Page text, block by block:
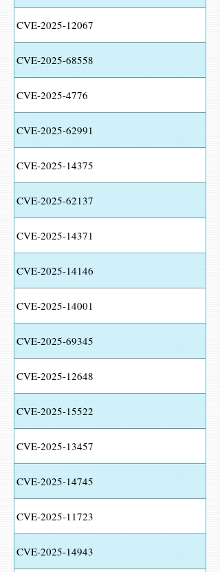
CVE-2025-12067
CVE-2025-68558
CVE-2025-4776
CVE-2025-62991
CVE-2025-14375
CVE-2025-62137
CVE-2025-14371
CVE-2025-14146
CVE-2025-14001
CVE-2025-69345
CVE-2025-12648
CVE-2025-15522
CVE-2025-13457
CVE-2025-14745
CVE-2025-11723
CVE-2025-14943